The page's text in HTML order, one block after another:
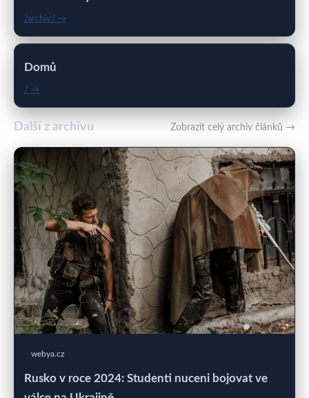
/archiv/ →
Domů
/ →
Další z archivu Zobrazit celý archiv článků →
webya.cz
Rusko v roce 2024: Studenti nuceni bojovat ve